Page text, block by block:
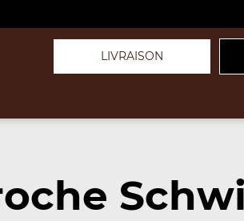
LIVRAISON